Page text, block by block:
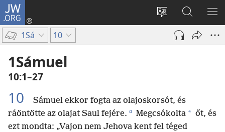
JW.ORG
Oldal
nyelvének
megváltoztatása
Bejelentkezés
(opens
window)
Keresés
a jw.org
honlapon
1Sá 10
1Sámuel
10:1–27
10
Sámuel ekkor fogta az olajoskorsót, és
ráöntötte az olajat Saul fejére. a Megcsókolta * őt, és
ezt mondta: „Vajon nem Jehova kent fel téged